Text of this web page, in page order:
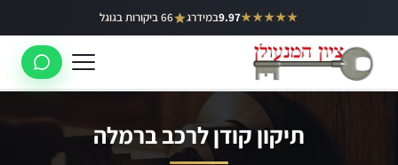
לתוכן
★★★★★
9.97במידרג 66 ביקורות בגוגל באר יעקב
ראשון לציון
תיקון קודן לרכב ברמלה